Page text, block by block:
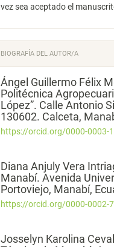
vez sea aceptado el
BIOGRAFÍA DEL AUTOR/A
Ángel Guillermo Félix
Politécnica
López”. Calle Antonio
130602. Calceta,
https://orcid.org/0000-0003-
Diana Anjuly Vera
Manabí. Avenida
Portoviejo, Manabí,
https://orcid.org/0000-0002-
Josselyn Karolina